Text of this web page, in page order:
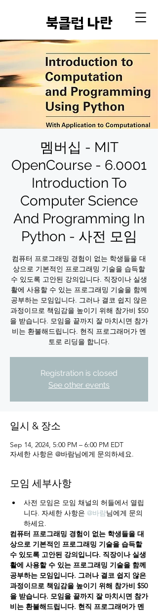
​북클럽 나란
멤버십 - MIT
OpenCourse - 6.0001
Introduction To
Computer Science
And Programming In
Python - 사전 모임
컴퓨터 프로그래밍 경험이 없는 학생들을 대
상으로 기본적인 프로그래밍 기술을 습득할
수 있도록 고안된 강의입니다. 직장이나 실생
활에 사용할 수 있는 프로그래밍 기술을 함께
공부하는 모임입니다. 그러나 결코 쉽지 않은
과정이므로 책임감을 높이기 위해 참가비 $50
을 받습니다. 모임을 끝까지 잘 마치시면 참가
비는 환불해드립니다. 현직 프로그래머가 멘
Registration is closed
See other events
일시 & 장소
Sep 14, 2024, 5:00 PM – 6:00 PM EDT
자세한 사항은 @바람님에게 문의하세요.
모임 세부사항
사전 모임은 모임 채널의 허들에서 열립
니다. 자세한 사항은 @바람님에게 문의
하세요.
컴퓨터 프로그래밍 경험이 없는 학생들을 대
상으로 기본적인 프로그래밍 기술을 습득할
수 있도록 고안된 강의입니다. 직장이나 실생
활에 사용할 수 있는 프로그래밍 기술을 함께
공부하는 모임입니다. 그러나 결코 쉽지 않은
과정이므로 책임감을 높이기 위해 참가비 $50
을 받습니다. 모임을 끝까지 잘 마치시면 참가
비는 환불해드립니다. 현직 프로그래머가 멘